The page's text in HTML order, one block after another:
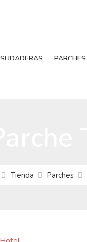
SUDADERAS PARCHES
Tienda Parches